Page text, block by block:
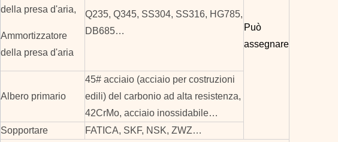
Può
assegnare
della presa d'aria,
Ammortizzatore
della presa d'aria
Q235, Q345, SS304, SS316, HG785,
DB685…
Albero primario
45# acciaio (acciaio per costruzioni
edili) del carbonio ad alta resistenza,
42CrMo, acciaio inossidabile…
Sopportare
FATICA, SKF, NSK, ZWZ…